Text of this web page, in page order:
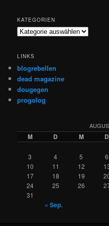
KATEGORIEN
Kategorien
LINKS
blogrebellen
dead magazine
dougegen
progolog
M D M D
3
4 5 6
10
11 12
17
18 19
24
25 26
31
« Sep.